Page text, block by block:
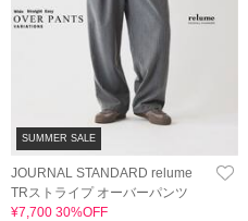
SUMMER SALE
JOURNAL STANDARD relume
TRストライプ オーバーパンツ
¥7,700 30%OFF